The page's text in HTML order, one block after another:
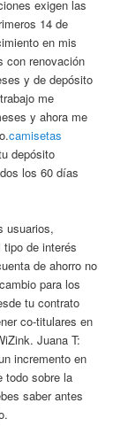
exigen las
14 de
en mis
con renovación
y de depósito
me
y ahora me
camisetas
depósito
los 60 días
usuarios,
de interés
de ahorro no
para los
tu contrato
co-titulares en
Juana T:
incremento en
todo sobre la
saber antes